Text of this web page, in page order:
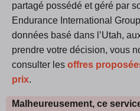
partagé possédé et géré par
Endurance International
données basé dans l’Utah,
prendre votre décision, vous
consulter les offres
prix.
Malheureusement, ce